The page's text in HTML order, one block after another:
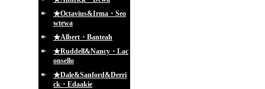
★Octavius&Irma・Seo
wtewa
★Albert・Banteah
★Ruddell&Nancy・Lac
onsello
★Dale&Sanford&Derri
ck・Edaakie